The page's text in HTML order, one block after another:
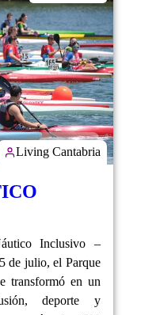
Living Cantabria
Inclusivo –
de julio, el Parque
transformó en un
deporte y